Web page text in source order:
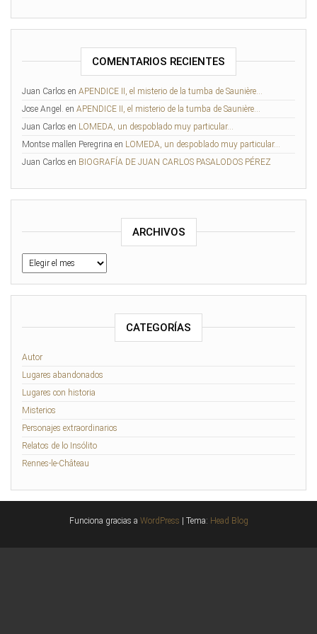
COMENTARIOS RECIENTES
Juan Carlos en APENDICE II, el misterio de la tumba de Saunière…
Jose Angel. en APENDICE II, el misterio de la tumba de Saunière…
Juan Carlos en LOMEDA, un despoblado muy particular…
Montse mallen Peregrina en LOMEDA, un despoblado muy particular…
Juan Carlos en BIOGRAFÍA DE JUAN CARLOS PASALODOS PÉREZ
ARCHIVOS
Archivos
CATEGORÍAS
Autor
Lugares abandonados
Lugares con historia
Misterios
Personajes extraordinarios
Relatos de lo Insólito
Rennes-le-Château
Funciona gracias a WordPress Tema: Head Blog